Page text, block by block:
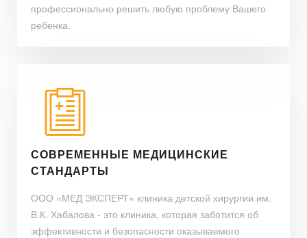
профессионально решить любую проблему Вашего
ребенка.
СОВРЕМЕННЫЕ МЕДИЦИНСКИЕ
СТАНДАРТЫ
ООО «МЕД ЭКСПЕРТ» клиника детской хирургии им.
В.К. Хабалова - это клиника, которая заботится об
эффективности и безопасности оказываемого